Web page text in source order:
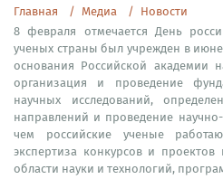
Главная Медиа
Новости
8 февраля отмечается День
ученых страны был учрежден в
основания Российской академии
организация и проведение
научных исследований,
направлений и проведение
чем российские ученые
экспертиза конкурсов и
области науки и технологий,